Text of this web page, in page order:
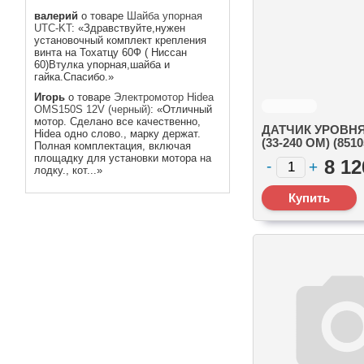
валерий о товаре Шайба упорная
UTC-KT: «Здравствуйте,нужен
установочный комплект крепления
винта на Тохатцу 60Ф ( Ниссан
60)Втулка упорная,шайба и
гайка.Спасибо.»
Игорь о товаре Электромотор Hidea
OMS150S 12V (черный): «Отличный
мотор. Сделано все качественно,
Hidea одно слово., марку держат.
Полная комплектация, включая
площадку для установки мотора на
лодку., кот...»
ДАТЧИК
(33-240 ОМ)
8